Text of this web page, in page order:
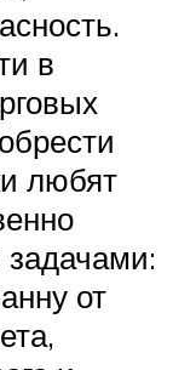
в
любят
задачами:
от